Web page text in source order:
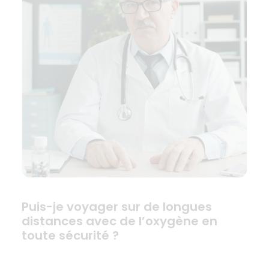
Puis-je voyager sur de longues
distances avec de l’oxygène en
toute sécurité ?